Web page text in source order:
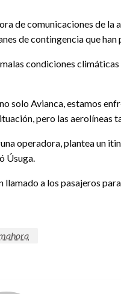
de comunicaciones de la
de contingencia que han
malas condiciones
solo Avianca, estamos
pero las aerolíneas
operadora, plantea un
Úsuga.
llamado a los pasajeros